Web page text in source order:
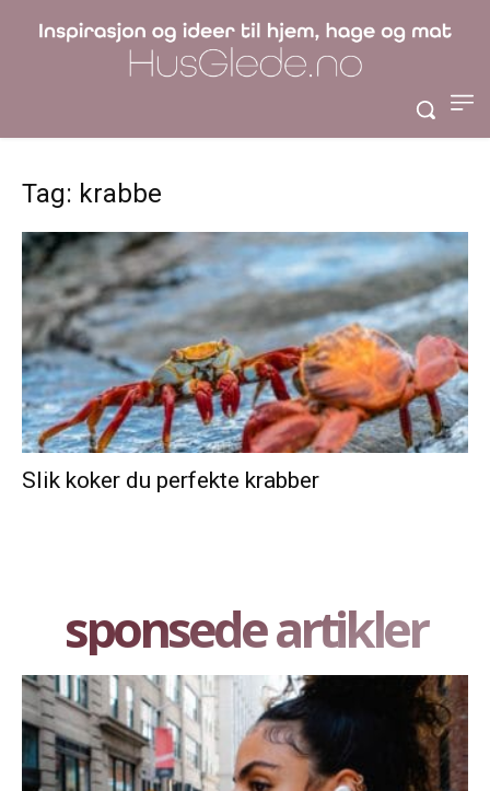
Tag: krabbe
Slik koker du perfekte krabber
sponsede artikler